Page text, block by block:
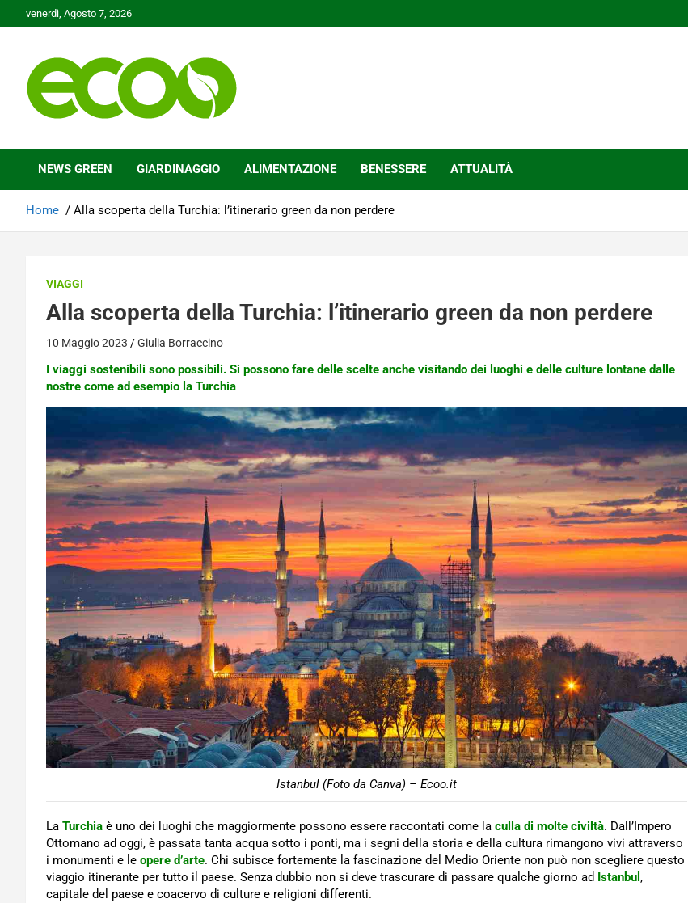
to
venerdì, Agosto 7, 2026
Ecoo.it
NEWS GREEN GIARDINAGGIO ALIMENTAZIONE BENESSERE ATTUALITÀ
Home Alla scoperta della Turchia: l’itinerario green da non perdere
VIAGGI
Alla scoperta della Turchia: l’itinerario green da non perdere
10 Maggio 2023 Giulia Borraccino
I viaggi sostenibili sono possibili. Si possono fare delle scelte anche visitando dei luoghi e delle culture lontane dalle
nostre come ad esempio la Turchia
Istanbul (Foto da Canva) – Ecoo.it
La Turchia è uno dei luoghi che maggiormente possono essere raccontati come la culla di molte civiltà. Dall’Impero
Ottomano ad oggi, è passata tanta acqua sotto i ponti, ma i segni della storia e della cultura rimangono vivi attraverso
i monumenti e le opere d’arte. Chi subisce fortemente la fascinazione del Medio Oriente non può non scegliere questo
viaggio itinerante per tutto il paese. Senza dubbio non si deve trascurare di passare qualche giorno ad Istanbul ,
capitale del paese e coacervo di culture e religioni differenti.